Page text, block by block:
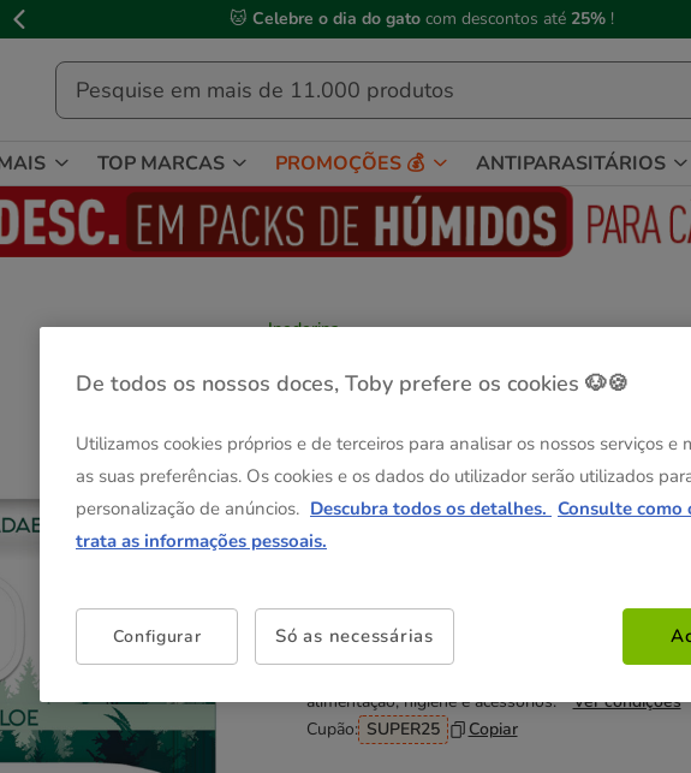
de
mensagem,
🐱 Celebre o dia do gato com descontos até 25% !
TOP MARCAS PROMOÇÕES 💰 ANTIPARASITÁRIOS
Inodorina
Ver descrição
Formato: 30 uds.
30 uds.
4.99€
(0.17€ / un)
Não perca esta promoção
-25% na 2ª un Com cupão numa seleção de
alimentação, higiene e acessórios. Ver condições
Cupão: SUPER25 Copiar
De todos os nossos doces, Toby prefere os cookies 🐶🍪
Utilizamos cookies próprios e de terceiros para analisar os nossos serviços e
as suas preferências. Os cookies e os dados do utilizador serão utilizados
personalização de anúncios. Descubra todos os detalhes. Consulte como
trata as informações pessoais.
Configurar Só as necessárias